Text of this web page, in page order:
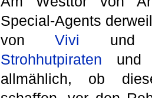
Special-Agents
vonVivi und
Strohhutpiraten und
allmählich, ob